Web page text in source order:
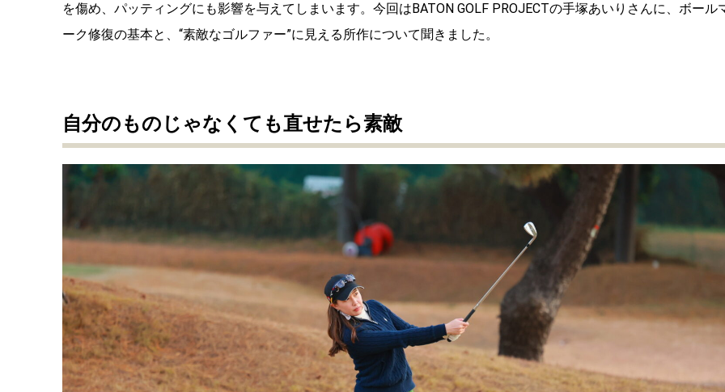
を傷め、パッティングにも影響を与えてしまいます。今回はBATON GOLF PROJECTの手塚あいりさんに、ボール
ーク修復の基本と、“素敵なゴルファー”に見える所作について聞きました。
自分のものじゃなくても直せたら素敵